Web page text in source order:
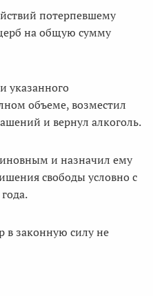
потерпевшему
на общую сумму
указанного
объеме, возместил
и вернул алкоголь.
и назначил ему
свободы условно с
в законную силу не